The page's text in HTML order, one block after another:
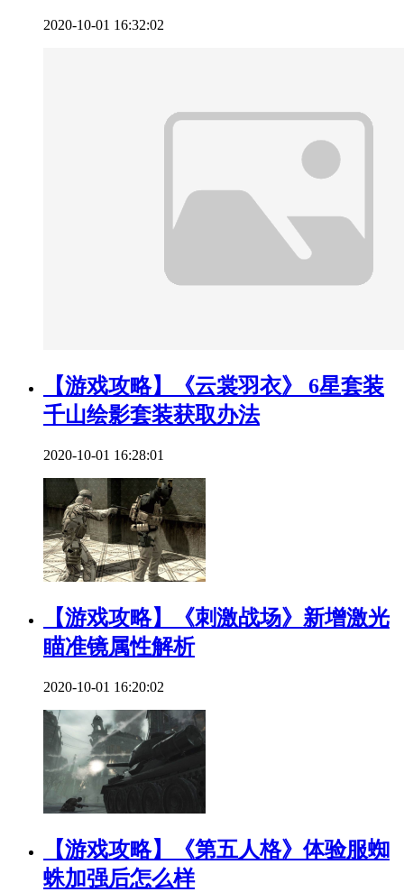
2020-10-01 16:32:02
【游戏攻略】《云裳羽衣》 6星套装
千山绘影套装获取办法
2020-10-01 16:28:01
【游戏攻略】《刺激战场》新增激光
瞄准镜属性解析
2020-10-01 16:20:02
【游戏攻略】《第五人格》体验服蜘
蛛加强后怎么样